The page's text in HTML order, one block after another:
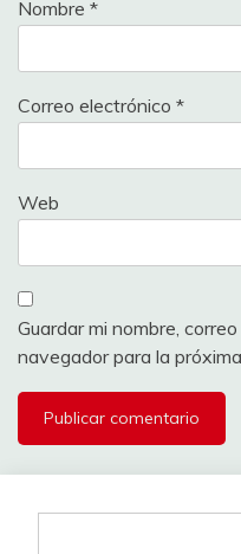
Nombre *
Correo electrónico *
Web
Guardar mi nombre,
navegador para la